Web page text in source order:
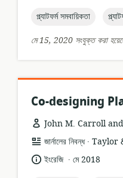
topic:
প্ল্যাটফর্ম সমবায়িকতা
মে 15, 2020 সংযুক্ত করা
Co-designing
John M. Carroll and
তথ্যসম্পদের
ফর্ম্যাট:
জার্নালের নিবন্ধ .
প্রকাশক:Taylor
ভাষা:ইংরেজি .
প্রকাশনারমে 2018